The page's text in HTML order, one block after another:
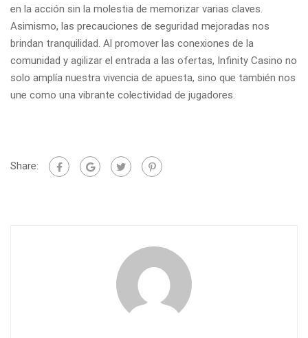
en la acción sin la molestia de memorizar varias claves.
Asimismo, las precauciones de seguridad mejoradas nos
brindan tranquilidad. Al promover las conexiones de la
comunidad y agilizar el entrada a las ofertas, Infinity Casino no
solo amplía nuestra vivencia de apuesta, sino que también nos
une como una vibrante colectividad de jugadores.
Share: